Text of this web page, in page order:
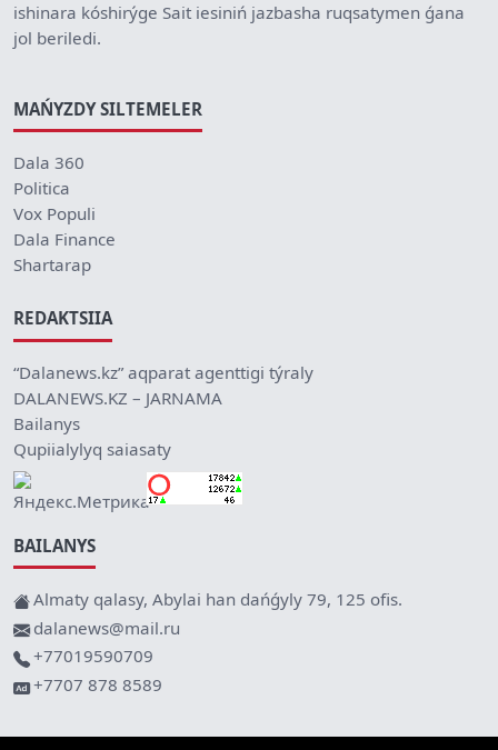
ishinara kóshirýge Sait iesiniń jazbasha ruqsatymen ǵana
jol beriledi.
MAŃYZDY SILTEMELER
Dala 360
Politica
Vox Populi
Dala Finance
Shartarap
REDAKTSIIA
“Dalanews.kz” aqparat agenttigi týraly
DALANEWS.KZ – JARNAMA
Bailanys
Qupiialylyq saiasaty
BAILANYS
Almaty qalasy, Abylai han dańǵyly 79, 125 ofis.
dalanews@mail.ru
+77019590709
+7707 878 8589